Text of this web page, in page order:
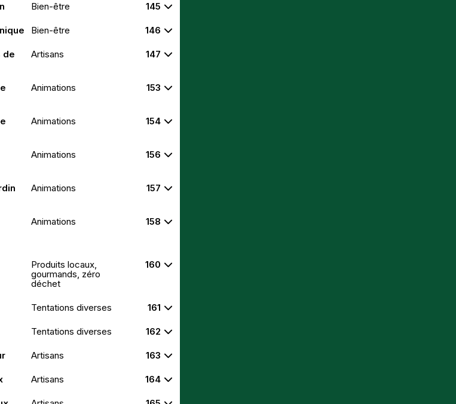
Bien-être 145
Bien-être 146
de
Artisans 147
Animations 153
Animations 154
Animations 156
Animations 157
Animations 158
Produits locaux,
gourmands, zéro
déchet
160
Tentations diverses 161
Tentations diverses 162
Artisans 163
Artisans 164